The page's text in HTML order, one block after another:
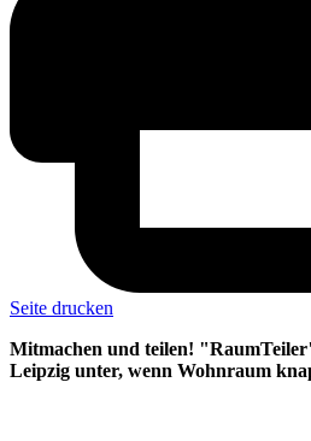
Seite drucken
Mitmachen und teilen!
Leipzig unter, wenn Wohnraum